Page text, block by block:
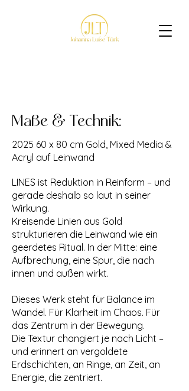
Maße & Technik:
2025 60 x 80 cm Gold, Mixed Media &
Acryl auf Leinwand
LINES ist Reduktion in Reinform – und
gerade deshalb so laut in seiner
Wirkung.
Kreisende Linien aus Gold
strukturieren die Leinwand wie ein
geerdetes Ritual. In der Mitte: eine
Aufbrechung, eine Spur, die nach
innen und außen wirkt.
Dieses Werk steht für Balance im
Wandel. Für Klarheit im Chaos. Für
das Zentrum in der Bewegung.
Die Textur changiert je nach Licht –
und erinnert an vergoldete
Erdschichten, an Ringe, an Zeit, an
Energie, die zentriert.